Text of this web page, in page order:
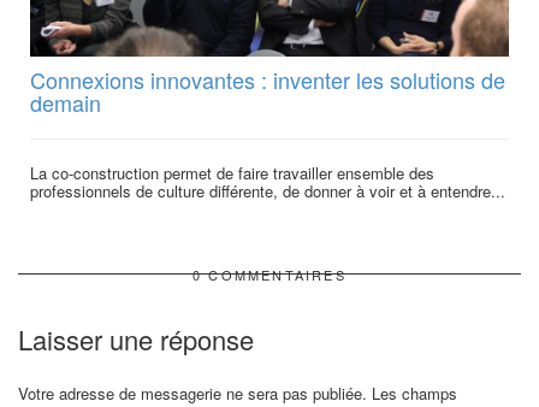
Connexions innovantes : inventer les solutions de
demain
La co-construction permet de faire travailler ensemble des
professionnels de culture différente, de donner à voir et à entendre...
0 COMMENTAIRES
Laisser une réponse
Votre adresse de messagerie ne sera pas publiée. Les champs